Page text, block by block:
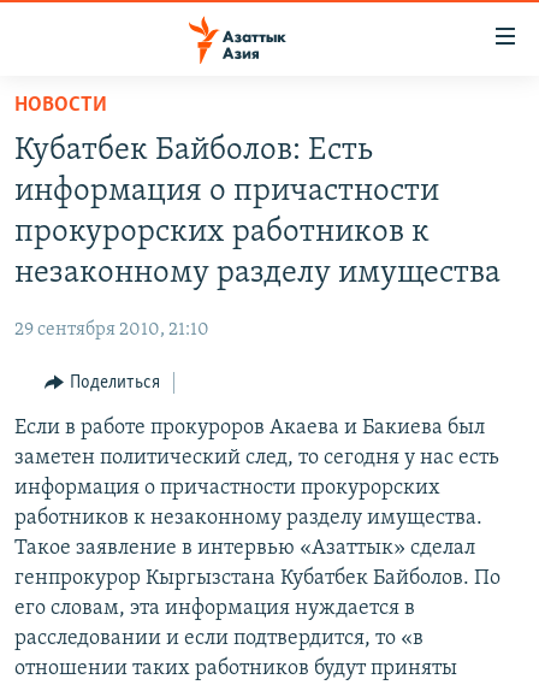
Вернуться
основному
содержанию
Вернутся
главной
Вернутся
поиску
ЦЕНТРАЛЬНАЯ АЗИЯ
КАЗАХСТАН
НОВОСТИ
ВОЙНА В УКРАИНЕ
КЫРГЫЗЧА
ЎЗБЕКЧА
ТОҶИКӢ
TÜRKMENÇE
ПОДПИШИТЕСЬ НА НАС В СОЦСЕТЯХ
Все сайты РСЕ/РС
НОВОСТИ
Кубатбек Байболов: Есть
информация о причастности
прокурорских работников к
незаконному разделу имущества
29 сентября 2010, 21:10
Поделиться
Если в работе прокуроров Акаева и Бакиева был
заметен политический след, то сегодня у нас есть
информация о причастности прокурорских
работников к незаконному разделу имущества.
Такое заявление в интервью «Азаттык» сделал
генпрокурор Кыргызстана Кубатбек Байболов. По
его словам, эта информация нуждается в
расследовании и если подтвердится, то «в
отношении таких работников будут приняты